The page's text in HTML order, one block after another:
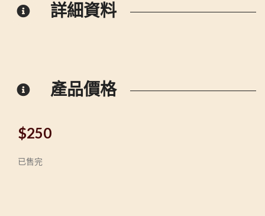
詳細資料
產品價格
$250
已售完